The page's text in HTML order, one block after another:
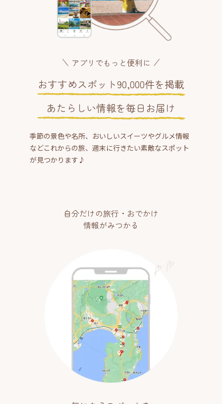
アプリでもっと便利に
おすすめスポット90,000件を掲載
あたらしい情報を毎日お届け
季節の景色や名所、おいしいスイーツやグルメ情報
などこれからの旅、週末に行きたい素敵なスポット
が見つかります♪
自分だけの旅行・おでかけ
情報がみつかる